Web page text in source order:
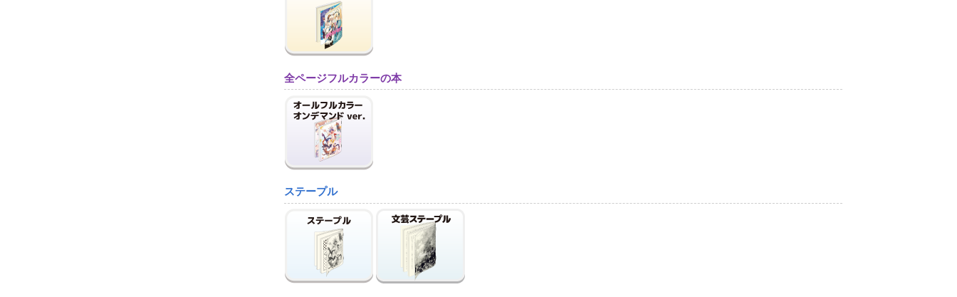
全ページフルカラーの本
ステープル